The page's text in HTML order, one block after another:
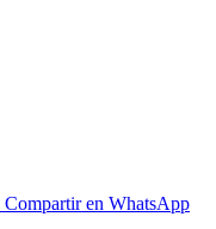
Compartir en WhatsApp